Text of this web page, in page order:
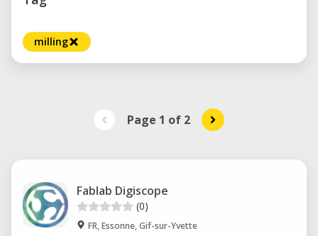
milling
Page 1 of 2
Fablab Digiscope
(0)
FR, Essonne, Gif-sur-Yvette